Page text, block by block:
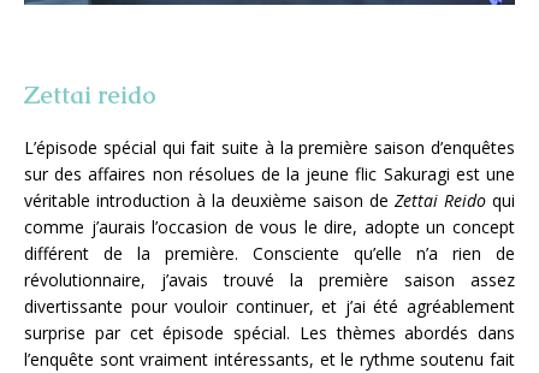
Zettai reido
L’épisode spécial qui fait suite à la première saison d’enquêtes
sur des affaires non résolues de la jeune flic Sakuragi est une
véritable introduction à la deuxième saison de Zettai Reido qui
comme j’aurais l’occasion de vous le dire, adopte un concept
différent de la première. Consciente qu’elle n’a rien de
révolutionnaire, j’avais trouvé la première saison assez
divertissante pour vouloir continuer, et j’ai été agréablement
surprise par cet épisode spécial. Les thèmes abordés dans
l’enquête sont vraiment intéressants, et le rythme soutenu fait